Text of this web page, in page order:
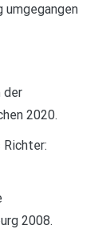
umgegangen
der
2020.
Richter:
2008.